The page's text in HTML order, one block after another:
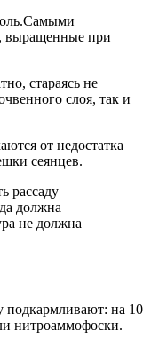
выращенные при
стараясь не
слоя, так и
от недостатка
сеянцев.
рассаду
должна
не должна
подкармливают: на 10
нитроаммофоски.